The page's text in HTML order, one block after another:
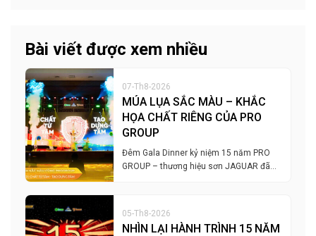
Bài viết được xem nhiều
07-Th8-2026
MÚA LỤA SẮC MÀU – KHẮC
HỌA CHẤT RIÊNG CỦA PRO
GROUP
Đêm Gala Dinner kỷ niệm 15 năm PRO
GROUP – thương hiệu sơn JAGUAR đã…
05-Th8-2026
NHÌN LẠI HÀNH TRÌNH 15 NĂM